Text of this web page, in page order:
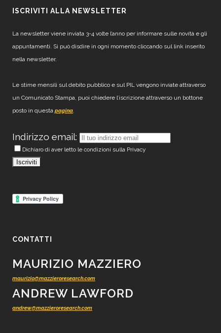
ISCRIVITI ALLA NEWSLETTER
La newsletter viene inviata 3-4 volte l’anno per informare sulle novità e gli
appuntamenti. Si può disdire in ogni momento cliccando sul link inserito
nella newsletter.
Le stime mensili sul debito pubblico e sul PIL vengono inviate attraverso
un Comunicato Stampa, puoi chiedere l’iscrizione attraverso un bottone
posto in questa pagina.
Indirizzo email:
Dichiaro di aver letto le condizioni sulla Privacy
CONTATTI
MAURIZIO MAZZIERO
maurizio@mazzieroresearch.com
ANDREW LAWFORD
andrew@mazzieroresearch.com